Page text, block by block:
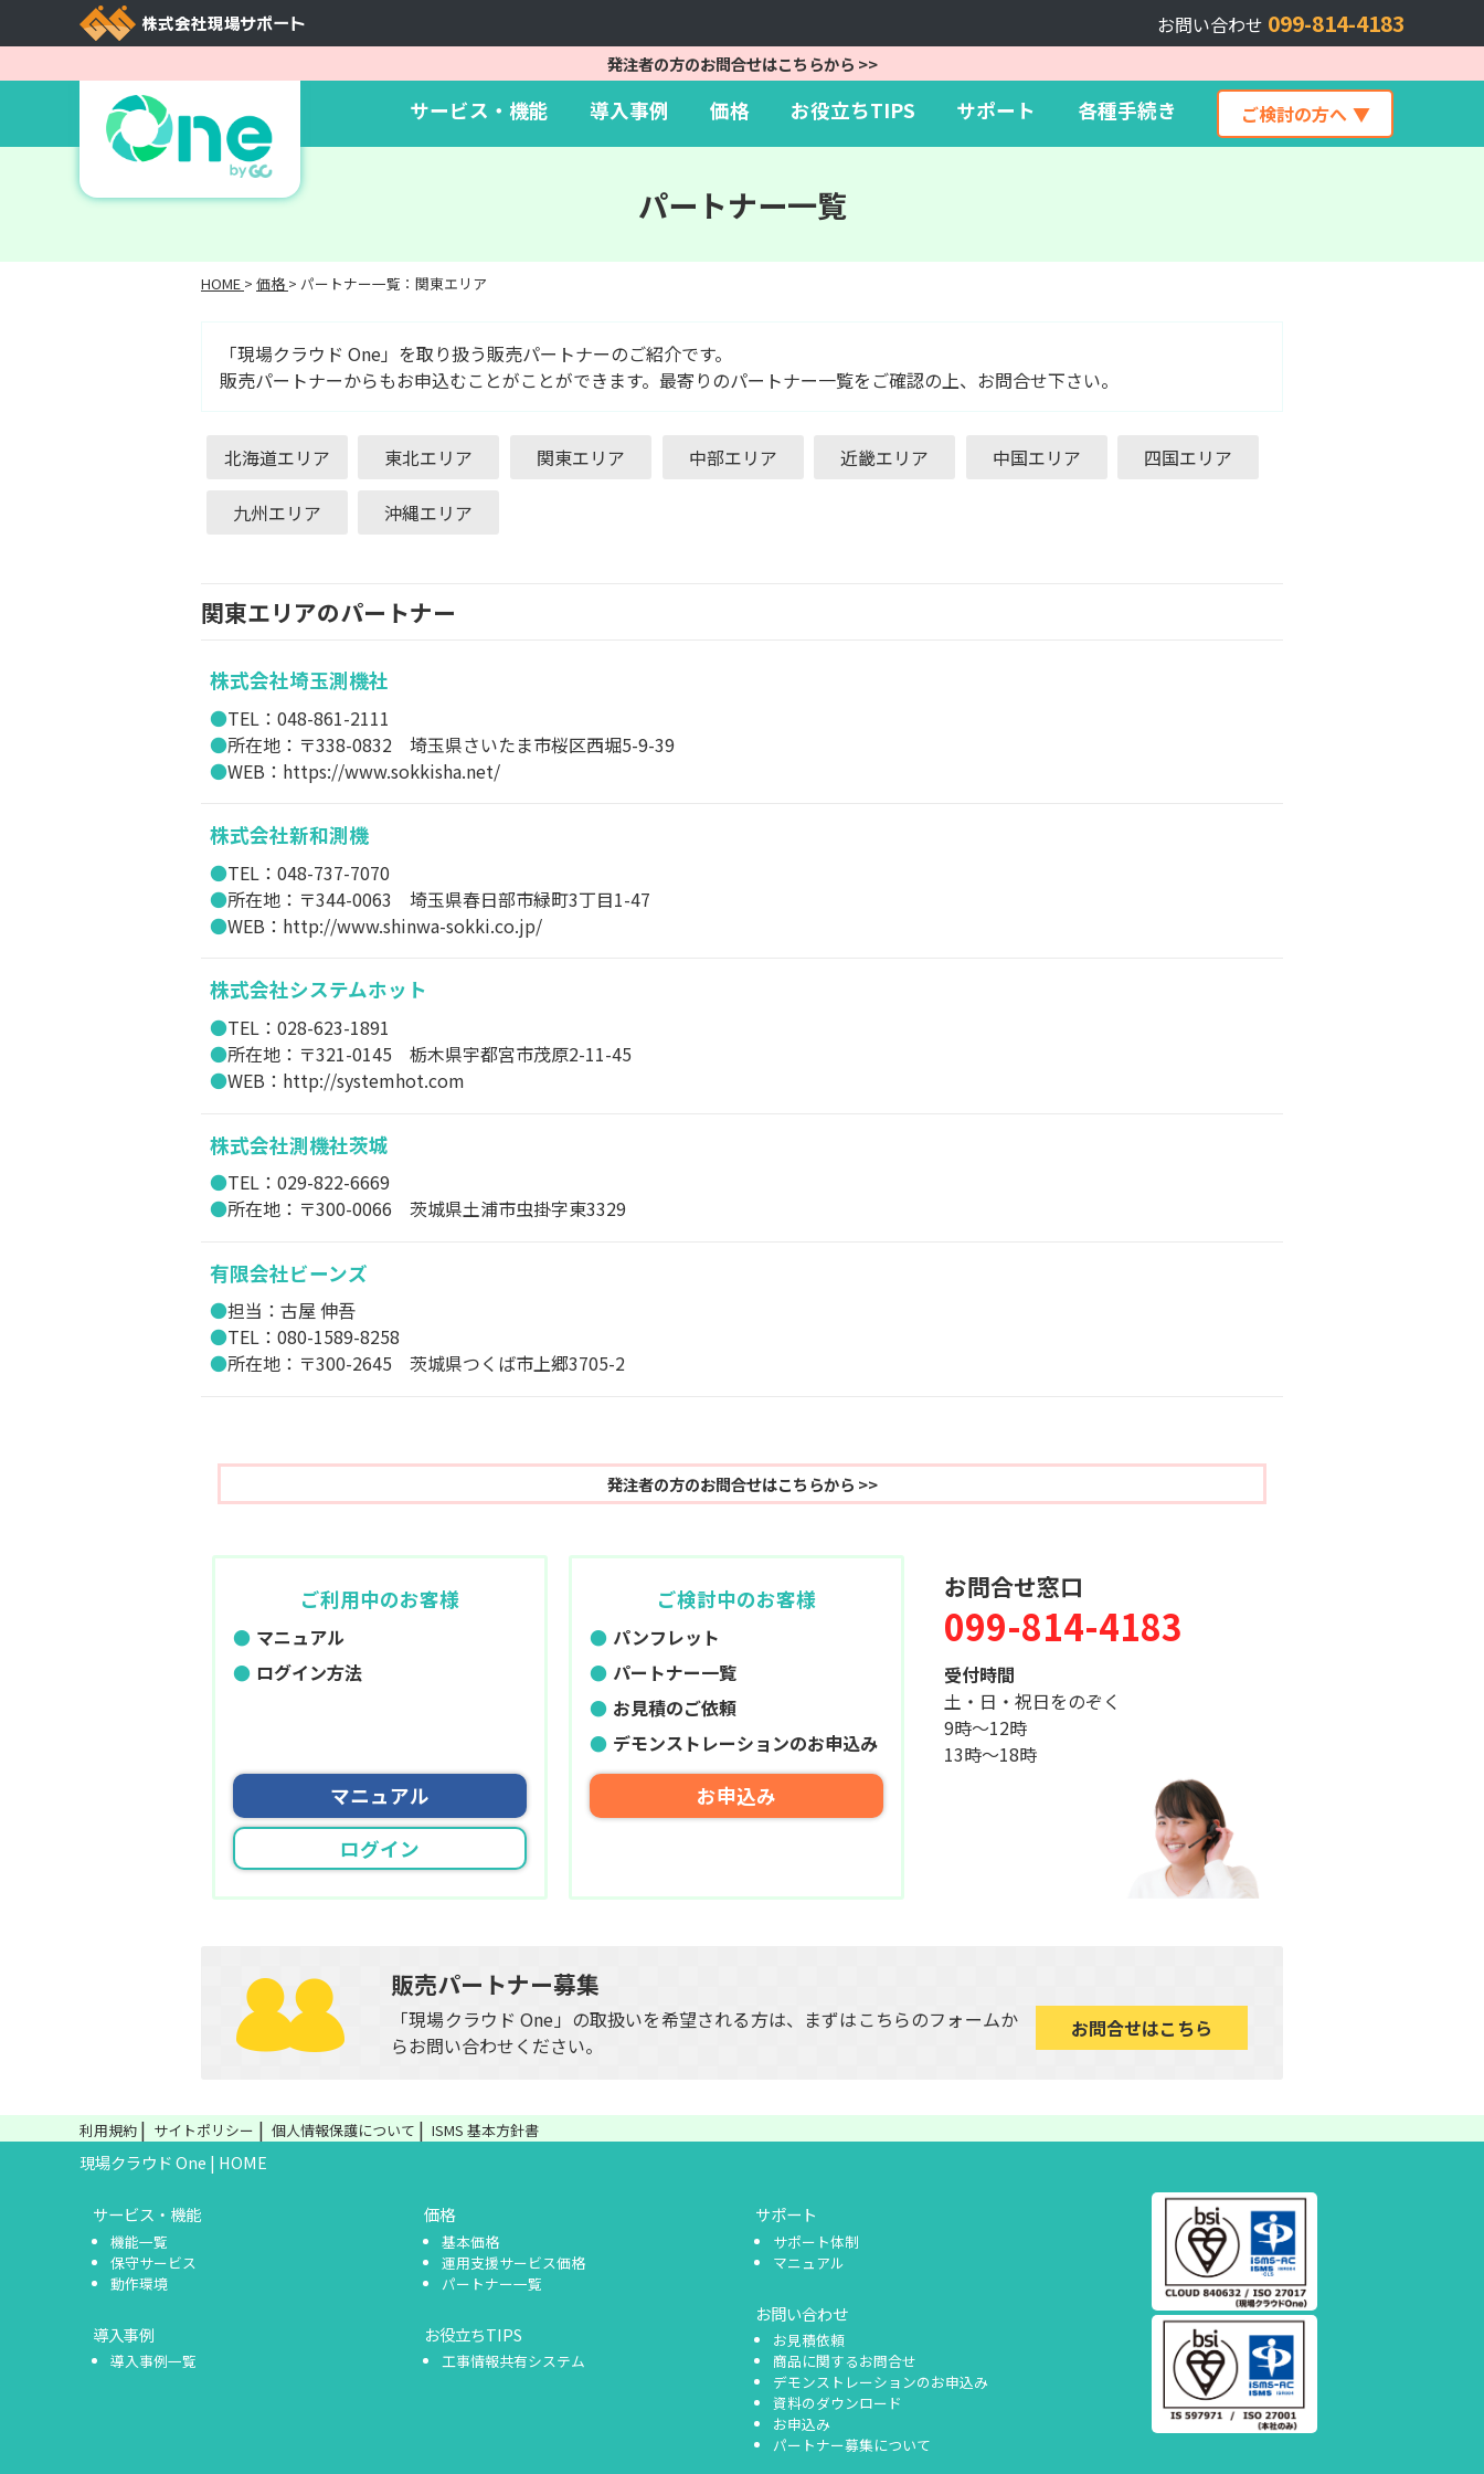
content
お問い合わせ 099-814-4183
発注者の方のお問合せはこちらから >>
サービス・機能 導入事例 価格 お役立ちTIPS サポート 各種手続き ご検討の方へ
パートナー一覧
HOME > 価格 > パートナー一覧：関東エリア
「現場クラウド One」を取り扱う販売パートナーのご紹介です。
販売パートナーからもお申込むことがことができます。最寄りのパートナー一覧をご確認の上、お問合せ下さい。
北海道エリア 東北エリア 関東エリア 中部エリア 近畿エリア 中国エリア 四国エリア
九州エリア 沖縄エリア
関東エリアのパートナー
株式会社埼玉測機社
TEL：048-861-2111
所在地：〒338-0832 埼玉県さいたま市桜区西堀5-9-39
WEB：https://www.sokkisha.net/
株式会社新和測機
TEL：048-737-7070
所在地：〒344-0063 埼玉県春日部市緑町3丁目1-47
WEB：http://www.shinwa-sokki.co.jp/
株式会社システムホット
TEL：028-623-1891
所在地：〒321-0145 栃木県宇都宮市茂原2-11-45
WEB：http://systemhot.com
株式会社測機社茨城
TEL：029-822-6669
所在地：〒300-0066 茨城県土浦市虫掛字東3329
有限会社ビーンズ
担当：古屋 伸吾
TEL：080-1589-8258
所在地：〒300-2645 茨城県つくば市上郷3705-2
発注者の方のお問合せはこちらから >>
ご利用中のお客様
マニュアル
ログイン方法
マニュアル
ログイン
ご検討中のお客様
パンフレット
パートナー一覧
お見積のご依頼
デモンストレーションのお申込み
お申込み
お問合せ窓口
099-814-4183
受付時間
土・日・祝日をのぞく
9時〜12時
13時〜18時
販売パートナー募集
「現場クラウド One」の取扱いを希望される方は、まずはこちらのフォームか
らお問い合わせください。
お問合せはこちら
利用規約 サイトポリシー 個人情報保護について ISMS 基本方針書
現場クラウド One | HOME
サービス・機能
機能一覧
保守サービス
動作環境
導入事例
導入事例一覧
価格
基本価格
運用支援サービス価格
パートナー一覧
お役立ちTIPS
工事情報共有システム
サポート
サポート体制
マニュアル
お問い合わせ
お見積依頼
商品に関するお問合せ
デモンストレーションのお申込み
資料のダウンロード
お申込み
パートナー募集について